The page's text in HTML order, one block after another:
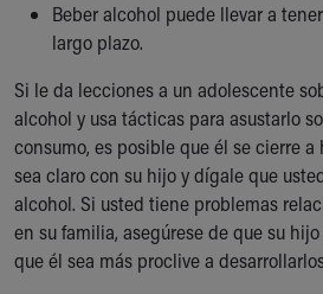
Beber alcohol puede llevar a
largo plazo.
Si le da lecciones a un adolescente
alcohol y usa tácticas para asustarlo
consumo, es posible que él se cierre
sea claro con su hijo y dígale que
alcohol. Si usted tiene problemas
en su familia, asegúrese de que su
que él sea más proclive a